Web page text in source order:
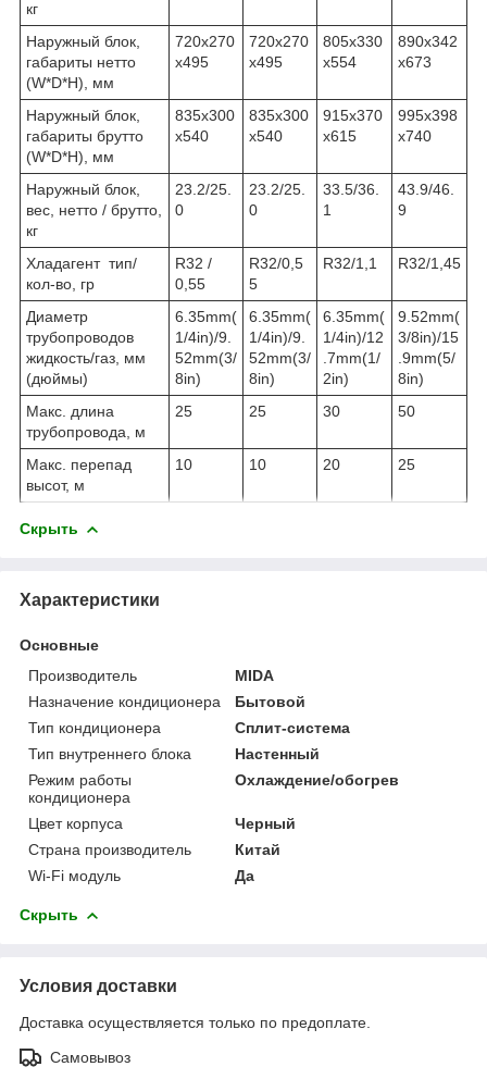
кг
Наружный блок,
габариты нетто
(W*D*H), мм
720x270
x495
720x270
x495
805x330
x554
890x342
x673
Наружный блок,
габариты брутто
(W*D*H), мм
835x300
x540
835x300
x540
915x370
x615
995x398
x740
Наружный блок,
вес, нетто / брутто,
кг
23.2/25.
0
23.2/25.
0
33.5/36.
1
43.9/46.
9
Хладагент тип/
кол-во, гр
R32 /
0,55
R32/0,5
5
R32/1,1 R32/1,45
Диаметр
трубопроводов
жидкость/газ, мм
(дюймы)
6.35mm(
1/4in)/9.
52mm(3/
8in)
6.35mm(
1/4in)/9.
52mm(3/
8in)
6.35mm(
1/4in)/12
.7mm(1/
2in)
9.52mm(
3/8in)/15
.9mm(5/
8in)
Макс. длина
трубопровода, м
25 25 30 50
Макс. перепад
высот, м
10 10 20 25
Скрыть
Характеристики
Основные
Производитель
MIDA
Назначение кондиционера
Бытовой
Тип кондиционера
Сплит-система
Тип внутреннего блока
Настенный
Режим работы
кондиционера
Охлаждение/обогрев
Цвет корпуса
Черный
Страна производитель
Китай
Wi-Fi модуль
Да
Скрыть
Условия доставки
Доставка осуществляется только по предоплате.
Самовывоз